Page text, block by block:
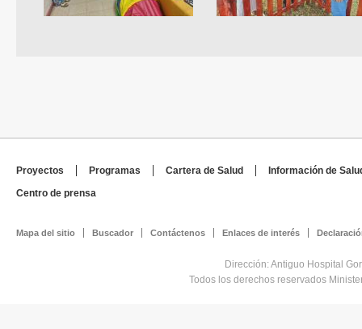
Proyectos Programas Cartera de Salud
Información de
Centro de prensa
Mapa del sitio Buscador Contáctenos Enlaces de interés
Dirección: Antiguo Hospital
Todos los derechos reservados